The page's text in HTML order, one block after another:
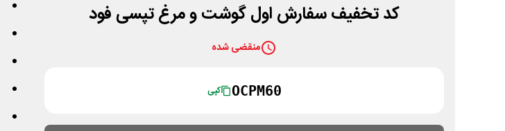
کد تخفیف سفارش اول گوشت و مرغ تپسی فود
منقضی شده
OCPM60 کپی